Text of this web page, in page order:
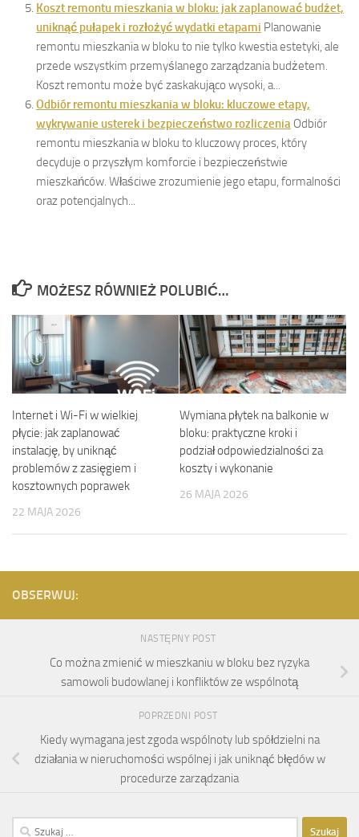
Koszt remontu mieszkania w bloku: jak zaplanować budżet,
uniknąć pułapek i rozłożyć wydatki etapami Planowanie
remontu mieszkania w bloku to nie tylko kwestia estetyki, ale
przede wszystkim przemyślanego zarządzania budżetem.
Koszt remontu może być zaskakująco wysoki, a...
Odbiór remontu mieszkania w bloku: kluczowe etapy,
wykrywanie usterek i bezpieczeństwo rozliczenia Odbiór
remontu mieszkania w bloku to kluczowy proces, który
decyduje o przyszłym komforcie i bezpieczeństwie
mieszkańców. Właściwe zrozumienie jego etapu, formalności
oraz potencjalnych...
MOŻESZ RÓWNIEŻ POLUBIĆ…
Internet i Wi-Fi w wielkiej
płycie: jak zaplanować
instalację, by uniknąć
problemów z zasięgiem i
kosztownych poprawek
22 MAJA 2026
Wymiana płytek na balkonie w
bloku: praktyczne kroki i
podział odpowiedzialności za
koszty i wykonanie
26 MAJA 2026
OBSERWUJ:
NASTĘPNY POST
Co można zmienić w mieszkaniu w bloku bez ryzyka
samowoli budowlanej i konfliktów ze wspólnotą
POPRZEDNI POST
Kiedy wymagana jest zgoda wspólnoty lub spółdzielni na
działania w nieruchomości wspólnej i jak uniknąć błędów w
procedurze zarządzania
Szukaj: